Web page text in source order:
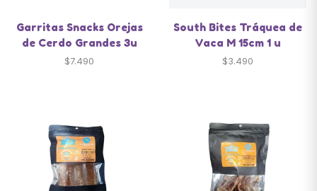
Garritas Snacks Orejas
de Cerdo Grandes 3u
$7.490
South Bites Tráquea de
Vaca M 15cm 1 u
$3.490